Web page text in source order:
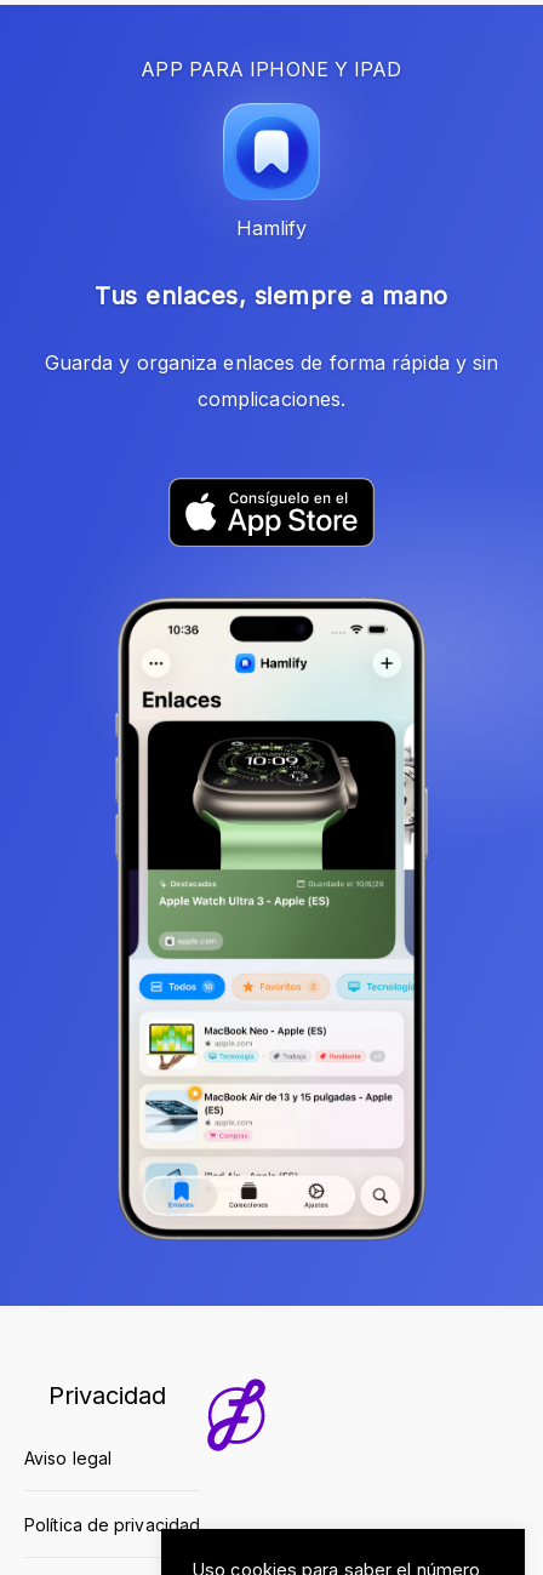
APP PARA IPHONE Y IPAD
Hamlify
Tus enlaces, siempre a mano
Guarda y organiza enlaces de forma rápida y sin
complicaciones.
Privacidad
Aviso legal
Política de privacidad
Uso cookies para saber el número